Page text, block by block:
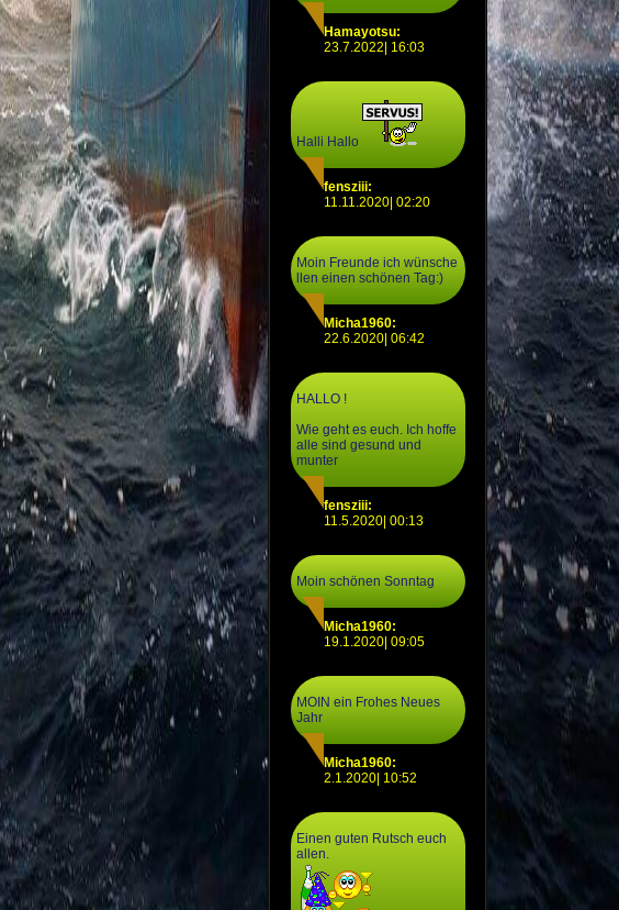
Hamayotsu:
23.7.2022| 16:03
Halli Hallo
fensziii:
11.11.2020| 02:20
Moin Freunde ich wünsche
llen einen schönen Tag:)
Micha1960:
22.6.2020| 06:42
HALLO !
Wie geht es euch. Ich hoffe
alle sind gesund und
munter
fensziii:
11.5.2020| 00:13
Moin schönen Sonntag
Micha1960:
19.1.2020| 09:05
MOIN ein Frohes Neues
Jahr
Micha1960:
2.1.2020| 10:52
Einen guten Rutsch euch
allen.